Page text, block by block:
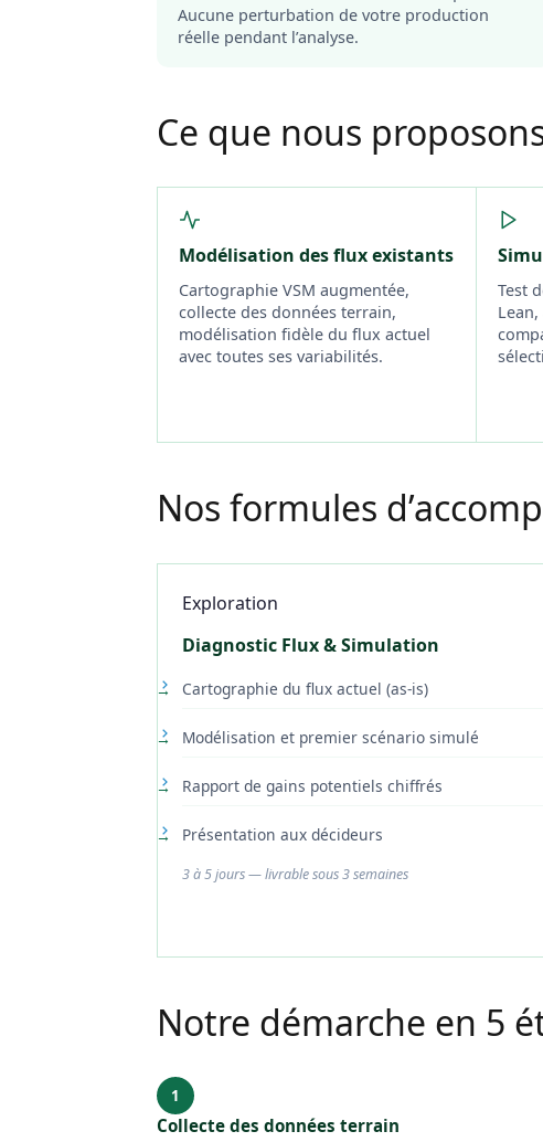
Aucune perturbation de votre production
réelle pendant l’analyse.
Ce que nous
Modélisation des flux existants
Cartographie VSM augmentée,
collecte des données terrain,
modélisation fidèle du flux actuel
avec toutes ses variabilités.
Test
Nos formules
Exploration
Diagnostic Flux & Simulation
Cartographie du flux actuel (as-is)
Modélisation et premier scénario simulé
Rapport de gains potentiels chiffrés
Présentation aux décideurs
3 à 5 jours — livrable sous 3 semaines
Notre démarche en 5
1
Collecte des données terrain